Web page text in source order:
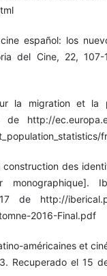
español: los
del Cine, 22,
la migration et la
http://
fr
des
monographique].
http://
2016-Final.pdf
américaines et
Recuperado el 15